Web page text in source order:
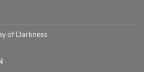
of Darkness